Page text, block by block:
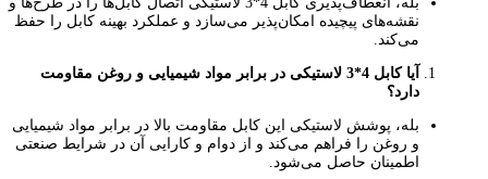
نقشه‌های پیچیده امکان‌پذیر می‌سازد و عملکرد بهینه کابل را حفظ
می‌کند.
آیا کابل 4*3 لاستیکی در برابر مواد شیمیایی و روغن مقاومت
دارد؟
بله، پوشش لاستیکی این کابل مقاومت بالا در برابر مواد شیمیایی
و روغن را فراهم می‌کند و از دوام و کارایی آن در شرایط صنعتی
اطمینان حاصل می‌شود.